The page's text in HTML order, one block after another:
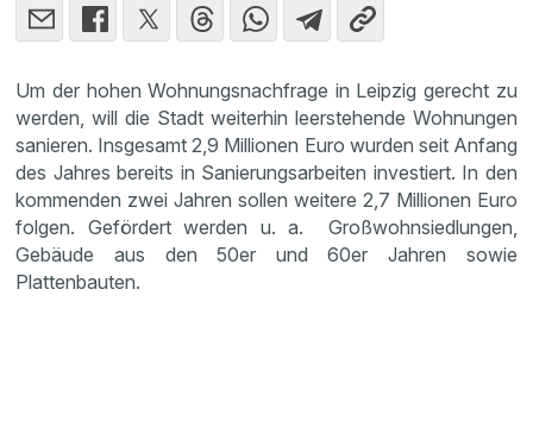
Um der hohen Wohnungsnachfrage in Leipzig gerecht zu
werden, will die Stadt weiterhin leerstehende Wohnungen
sanieren. Insgesamt 2,9 Millionen Euro wurden seit Anfang
des Jahres bereits in Sanierungsarbeiten investiert. In den
kommenden zwei Jahren sollen weitere 2,7 Millionen Euro
folgen. Gefördert werden u. a. Großwohnsiedlungen,
Gebäude aus den 50er und 60er Jahren sowie
Plattenbauten.